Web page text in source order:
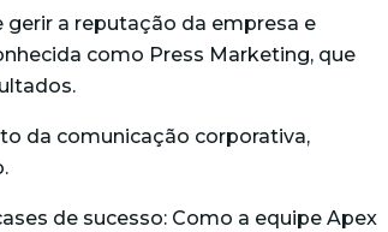
gerir a reputação da empresa e
como Press Marketing, que
da comunicação corporativa,
de sucesso: Como a equipe Apex